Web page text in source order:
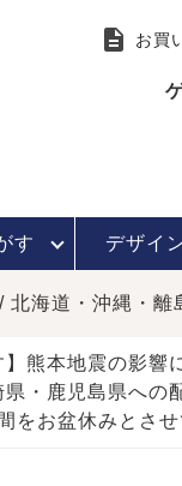
お買
す デザイ
北海道・沖縄・離
】熊本地震の影
県・鹿児島県への
をお盆休みとさ